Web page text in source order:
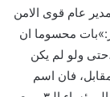
عام قوى الامن
محسوما ان
ولو لم يكن
فان اسم